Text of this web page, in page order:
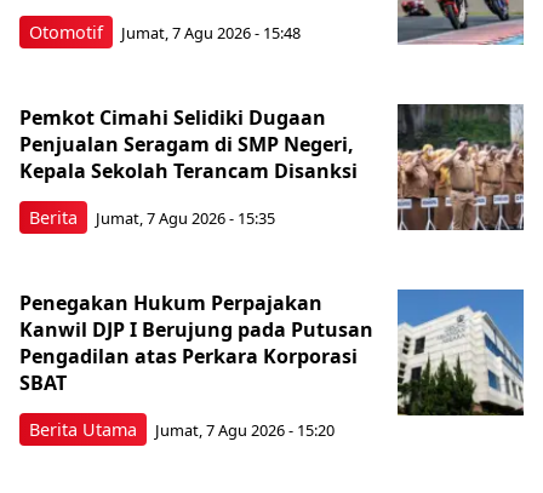
Otomotif Jumat, 7 Agu 2026 - 15:48
Berita
Pemkot Cimahi Selidiki Dugaan
Penjualan Seragam di SMP Negeri,
Kepala Sekolah Terancam Disanksi
Jumat, 7 Agu 2026 - 15:35
Berita Utama
Penegakan Hukum Perpajakan
Kanwil DJP I Berujung pada Putusan
Pengadilan atas Perkara Korporasi
SBAT
Jumat, 7 Agu 2026 - 15:20